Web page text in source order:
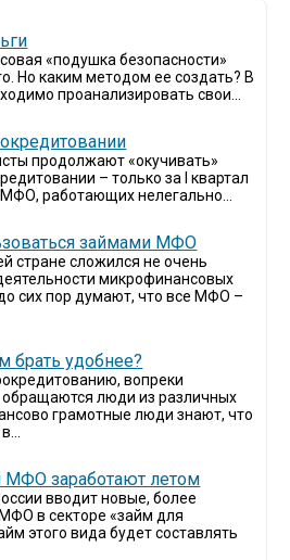
«подушка безопасности»
Но каким методом ее создать? В
проанализировать свои...
продолжают «окучивать»
– только за I квартал
работающих нелегально...
займами МФО
стране сложился не очень
микрофинансовых
сих пор думают, что все МФО –
брать удобнее?
вопреки
люди из различных
грамотные люди знают, что
МФО заработают летом
вводит новые, более
в секторе «займ для
этого вида будет составлять